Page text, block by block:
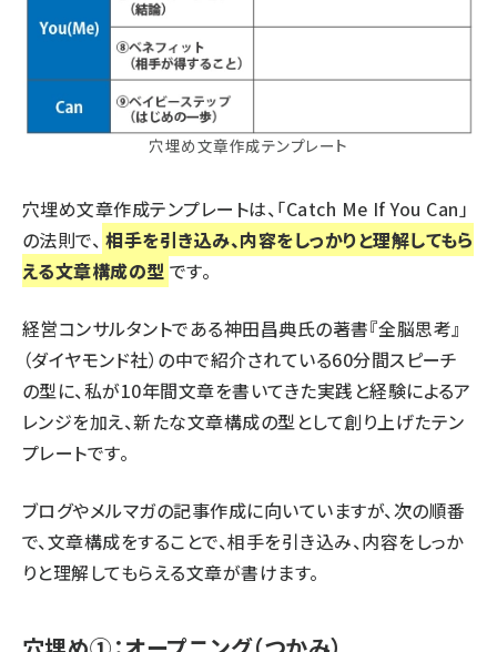
穴埋め文章作成テンプレート
穴埋め文章作成テンプレートは、「Catch Me If You Can」
の法則で、 相手を引き込み、内容をしっかりと理解してもら
える文章構成の型 です。
経営コンサルタントである神田昌典氏の著書『全脳思考』
（ダイヤモンド社）の中で紹介されている60分間スピーチ
の型に、私が10年間文章を書いてきた実践と経験によるア
レンジを加え、新たな文章構成の型として創り上げたテン
プレートです。
ブログやメルマガの記事作成に向いていますが、次の順番
で、文章構成をすることで、相手を引き込み、内容をしっか
りと理解してもらえる文章が書けます。